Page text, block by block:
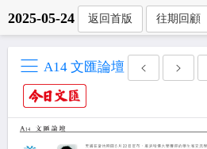
2025-05-24 返回首版 往期回顧
A14 文匯論壇
點擊複製